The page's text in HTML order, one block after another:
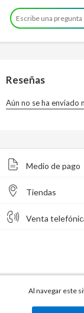
Medio de pago
Tiendas
Venta
Todos los
Al navegar este